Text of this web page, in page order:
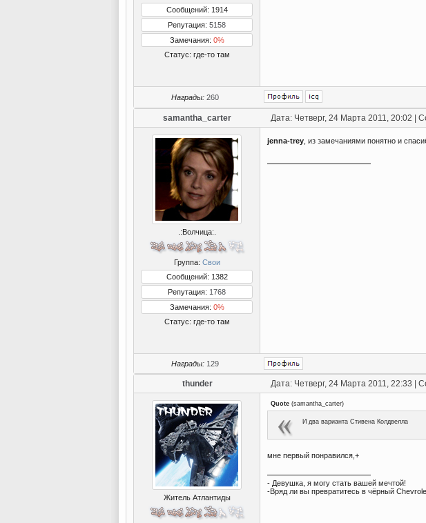
Сообщений: 1914
Репутация: 5158
Замечания: 0%
Статус: где-то там
Награды: 260
samantha_carter Дата: Четверг, 24 Марта 2011, 20:02 |
.:Волчица:.
Группа: Свои
Сообщений: 1382
Репутация: 1768
Замечания: 0%
Статус: где-то там
jenna-trey , из замечаниями понятно и
Награды: 129
thunder Дата: Четверг, 24 Марта 2011, 22:33 |
Житель Атлантиды
Quote (samantha_carter)
И два варианта Стивена Колдвелла
мне первый понравился,+
- Девушка, я могу стать вашей мечтой!
-Вряд ли вы превратитесь в чёрный